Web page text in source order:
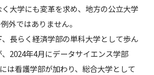
大学にも変革を求め、地方の公立大学
外ではありません。
長らく経済学部の単科大学として歩ん
2024年4月にデータサイエンス学部
は看護学部が加わり、総合大学として